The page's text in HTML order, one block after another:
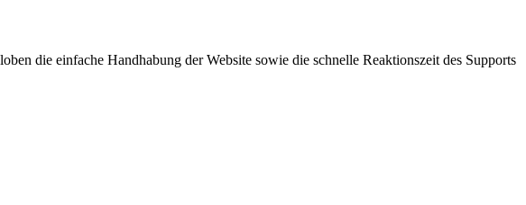
die einfache Handhabung der Website sowie die schnelle Reaktionszeit des Supports